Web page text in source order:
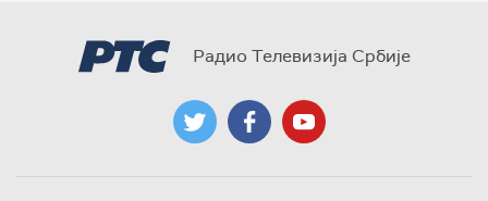
Радио Телевизија Србије